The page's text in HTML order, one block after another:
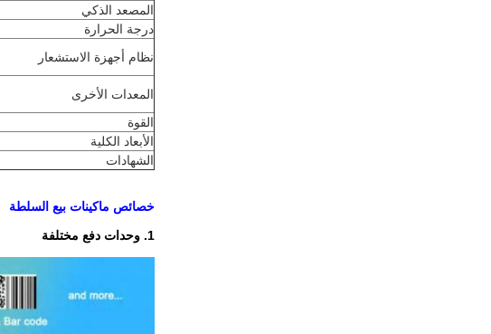
المصعد الذكي
درجة الحرارة
نظام أجهزة الاستشعار
المعدات الأخرى
القوة
الأبعاد الكلية
الشهادات
خصائص ماكينات بيع السلطة
1. وحدات دفع مختلفة